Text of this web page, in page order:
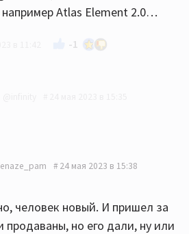
Atlas Element 2.0…
-1
что угодно, хуже не станет
24 мая 2023 в 15:38
человек новый. И пришел за
продаваны, но его дали, ну или